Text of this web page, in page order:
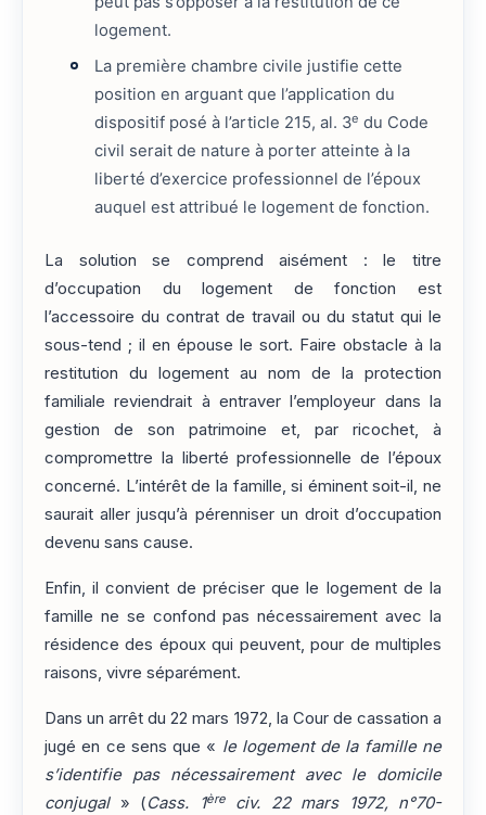
logement.
La première chambre civile justifie cette
position en arguant que l’application du
dispositif posé à l’article 215, al. 3e du Code
civil serait de nature à porter atteinte à la
liberté d’exercice professionnel de l’époux
auquel est attribué le logement de fonction.
La solution se comprend aisément : le titre
d’occupation du logement de fonction est
l’accessoire du contrat de travail ou du statut qui le
sous-tend ; il en épouse le sort. Faire obstacle à la
restitution du logement au nom de la protection
familiale reviendrait à entraver l’employeur dans la
gestion de son patrimoine et, par ricochet, à
compromettre la liberté professionnelle de l’époux
concerné. L’intérêt de la famille, si éminent soit-il, ne
saurait aller jusqu’à pérenniser un droit d’occupation
devenu sans cause.
Enfin, il convient de préciser que le logement de la
famille ne se confond pas nécessairement avec la
résidence des époux qui peuvent, pour de multiples
raisons, vivre séparément.
Dans un arrêt du 22 mars 1972, la Cour de cassation a
jugé en ce sens que « le logement de la famille ne
s’identifie pas nécessairement avec le domicile
conjugal» (Cass. 1èreciv. 22 mars 1972, n°70-